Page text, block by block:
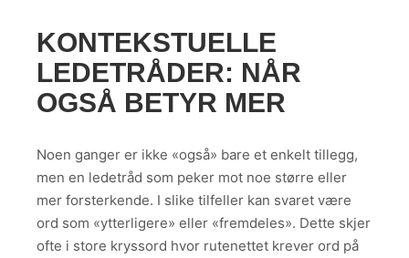
KONTEKSTUELLE
LEDETRÅDER: NÅR
OGSÅ BETYR MER
Noen ganger er ikke «også» bare et enkelt tillegg,
men en ledetråd som peker mot noe større eller
mer forsterkende. I slike tilfeller kan svaret være
ord som «ytterligere» eller «fremdeles». Dette skjer
ofte i store kryssord hvor rutenettet krever ord på